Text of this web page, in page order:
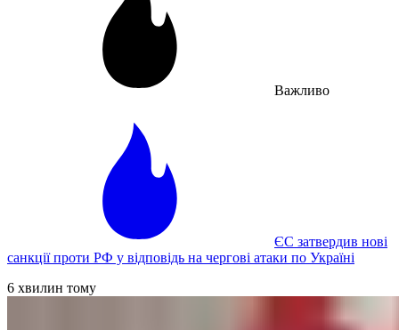
Важливо
ЄС затвердив нові
санкції проти РФ у відповідь на чергові атаки по Україні
6 хвилин тому